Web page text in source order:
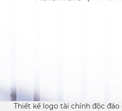
Thiết kế logo tài chính độc